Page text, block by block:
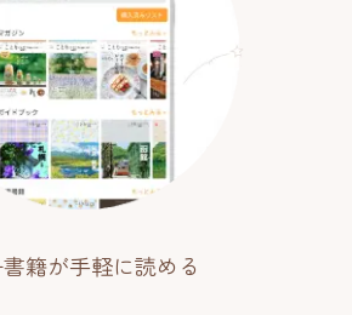
籍が手軽に読める